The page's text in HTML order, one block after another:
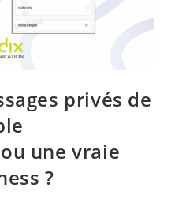
privés de
une vraie
?